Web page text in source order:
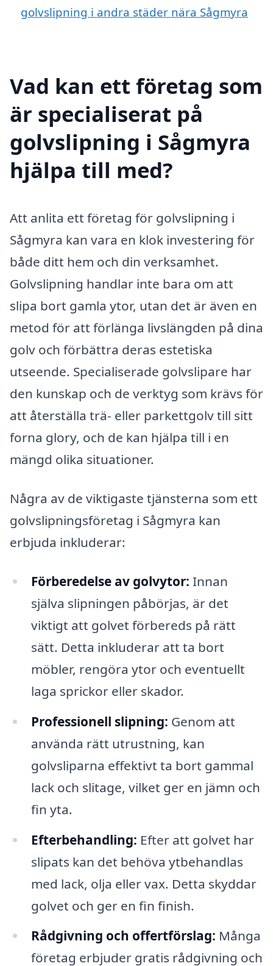
golvslipning i andra städer nära Sågmyra
Vad kan ett företag som
är specialiserat på
golvslipning i Sågmyra
hjälpa till med?
Att anlita ett företag för golvslipning i
Sågmyra kan vara en klok investering för
både ditt hem och din verksamhet.
Golvslipning handlar inte bara om att
slipa bort gamla ytor, utan det är även en
metod för att förlänga livslängden på dina
golv och förbättra deras estetiska
utseende. Specialiserade golvslipare har
den kunskap och de verktyg som krävs för
att återställa trä- eller parkettgolv till sitt
forna glory, och de kan hjälpa till i en
mängd olika situationer.
Några av de viktigaste tjänsterna som ett
golvslipningsföretag i Sågmyra kan
erbjuda inkluderar:
Förberedelse av golvytor: Innan
själva slipningen påbörjas, är det
viktigt att golvet förbereds på rätt
sätt. Detta inkluderar att ta bort
möbler, rengöra ytor och eventuellt
laga sprickor eller skador.
Professionell slipning: Genom att
använda rätt utrustning, kan
golvsliparna effektivt ta bort gammal
lack och slitage, vilket ger en jämn och
fin yta.
Efterbehandling: Efter att golvet har
slipats kan det behöva ytbehandlas
med lack, olja eller vax. Detta skyddar
golvet och ger en fin finish.
Rådgivning och offertförslag: Många
företag erbjuder gratis rådgivning och